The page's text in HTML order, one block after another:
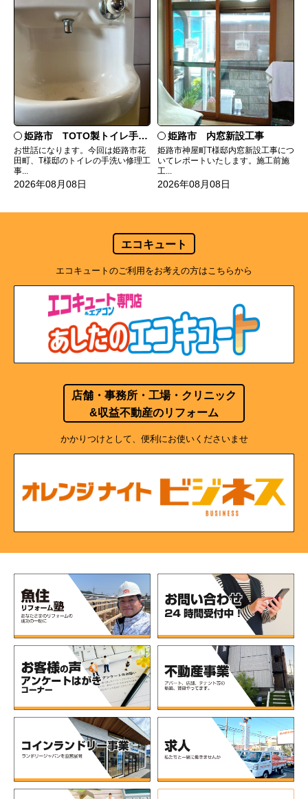
姫路市 TOTO製トイレ手洗いの水漏れ修理
お世話になります。今回は姫路市花
田町、T様邸のトイレの手洗い修理工
事...
2026年08月08日
姫路市 内窓新設工事
姫路市神屋町T様邸内窓新設工事につ
いてレポートいたします。施工前施
工...
2026年08月08日
エコキュート
エコキュートのご利用をお考えの方はこちらから
店舗・事務所・工場・クリニック
&収益不動産のリフォーム
かかりつけとして、便利にお使いくださいませ